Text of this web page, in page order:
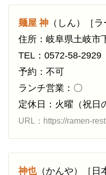
麺屋 神 （しん）［ラ
住所：岐阜県土岐市
TEL：0572-58-2929
予約：不可
ランチ営業：〇
定休日：火曜（祝日
URL：https://ramen-
神也（かんや）［日